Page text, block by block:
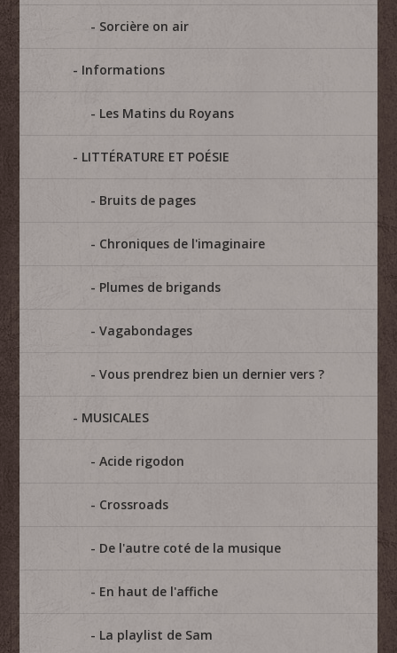
Sorcière on air
Informations
Les Matins du Royans
LITTÉRATURE ET POÉSIE
Bruits de pages
Chroniques de l'imaginaire
Plumes de brigands
Vagabondages
Vous prendrez bien un dernier vers ?
MUSICALES
Acide rigodon
Crossroads
De l'autre coté de la musique
En haut de l'affiche
La playlist de Sam